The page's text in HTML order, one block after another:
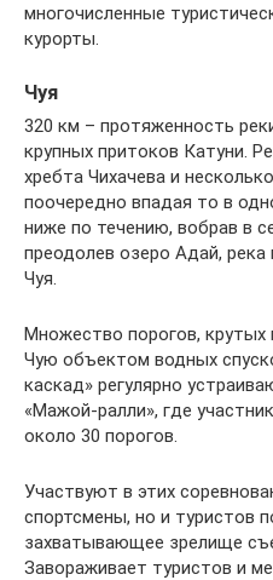
многочисленные
курорты.
Чуя
320 км – протяженность
крупных притоков Катуни.
хребта Чихачева и
поочередно впадая то в
ниже по течению, вобрав в
преодолев озеро Адай, река
Чуя.
Множество порогов, крутых
Чую объектом водных
каскад» регулярно
«Мажой-ралли», где
около 30 порогов.
Участвуют в этих
спортсмены, но и туристов
захватывающее зрелище
Завораживает туристов и